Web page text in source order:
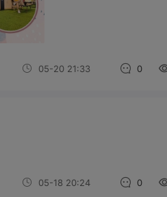
05-20 21:33 0
05-18 20:24 0